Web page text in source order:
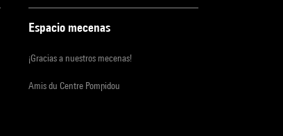
Espacio mecenas
¡Gracias a nuestros mecenas!
Amis du Centre Pompidou